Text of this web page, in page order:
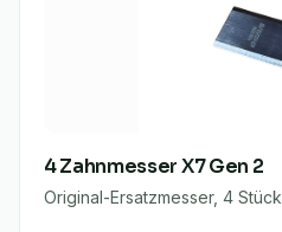
4 Zahnmesser X7 Gen 2
Original-Ersatzmesser, 4 Stück